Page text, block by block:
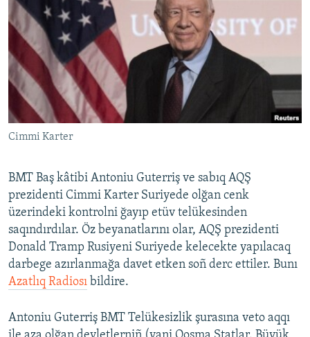
BLOGLAR
FİKİR
Русский
Українською
QOŞULIÑIZ!
RFE/RS bütün saytları
Cimmi Karter
BMT Baş kâtibi Antoniu Guterriş ve sabıq AQŞ
prezidenti Cimmi Karter Suriyede olğan cenk
üzerindeki kontrolni ğayıp etüv telükesinden
saqındırdılar. Öz beyanatlarını olar, AQŞ prezidenti
Donald Tramp Rusiyeni Suriyede kelecekte yapılacaq
darbege azırlanmağa davet etken soñ derc ettiler. Bunı
Azatlıq Radiosı bildire.
Antoniu Guterriş BMT Telükesizlik şurasına veto aqqı